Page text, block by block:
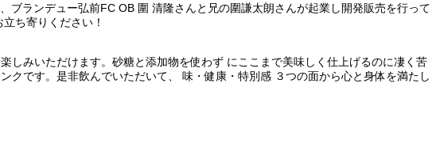
ランデュー弘前FC OB 圍 清隆さんと兄の圍謙太朗さんが起業し開発販売を行って
ち寄りください！
みいただけます。砂糖と添加物を使わず にここまで美味しく仕上げるのに凄く苦
です。是非飲んでいただいて、 味・健康・特別感 ３つの面から心と身体を満たし